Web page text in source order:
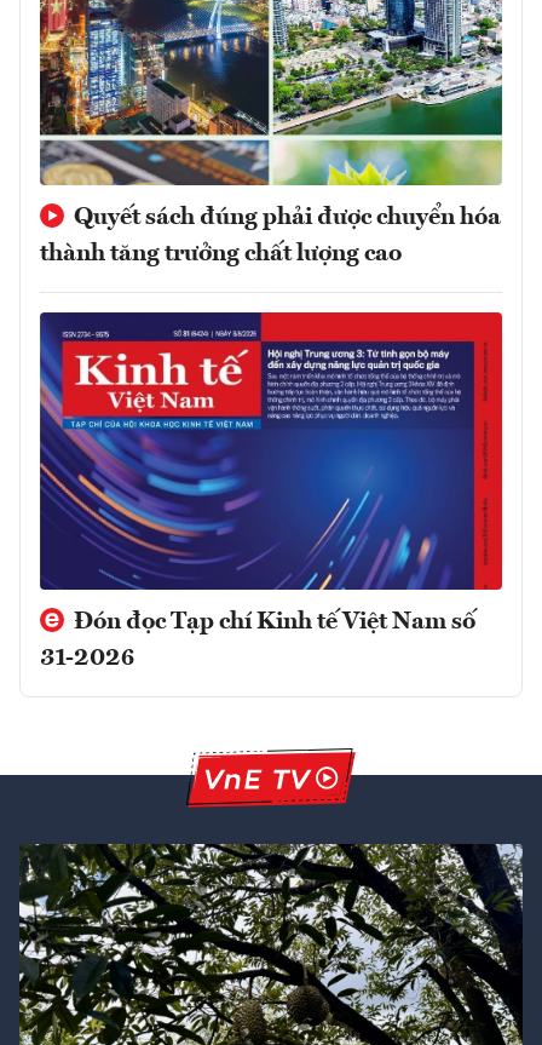
Quyết sách đúng phải được chuyển hóa
thành tăng trưởng chất lượng cao
Đón đọc Tạp chí Kinh tế Việt Nam số
31-2026